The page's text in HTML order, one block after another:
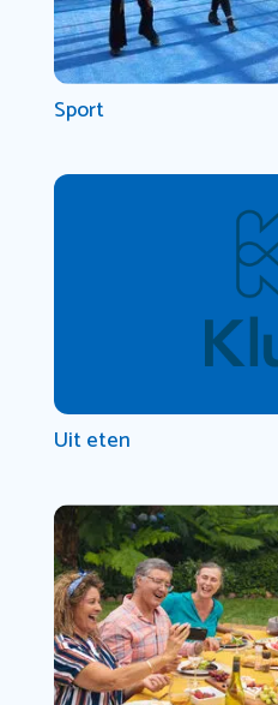
Sport
Uit eten